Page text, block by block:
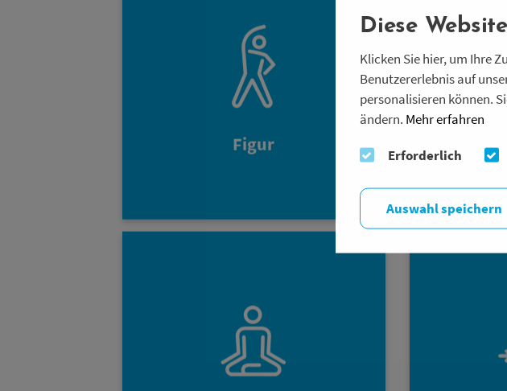
Figur
erreichst Du eine nachhaltige
Figurformung. Sogar an schwer
zugänglichen Partien wie der Taille
haben wir Elektroden platziert.
Deinen
Regeneration eingesetzt. Das
StimaWELL® EMS System sollte nach
dem Training zur Entspannung
genutzt werden. Mit
den entsprechenden Programmen zur
straffes
so
wird ein
Diese
Klicken Sie hier, um Ihre
Benutzererlebnis auf
personalisieren können.
ändern. Mehr erfahren
Erforderlich
Auswahl speichern